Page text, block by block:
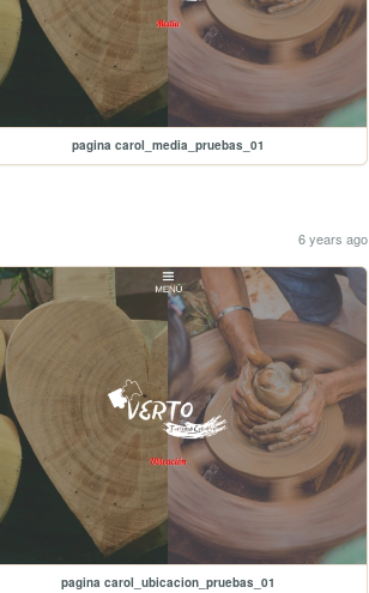
pagina carol_media_pruebas_01
6 years ago
pagina carol_ubicacion_pruebas_01